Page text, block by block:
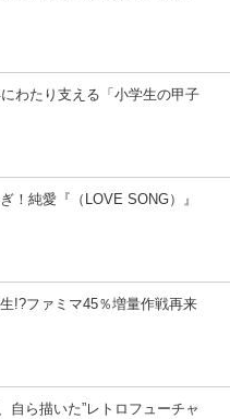
わたり支える「小学生の甲子
！純愛『（LOVE SONG）』
!?ファミマ45％増量作戦再来
ら描いた”レトロフューチャ